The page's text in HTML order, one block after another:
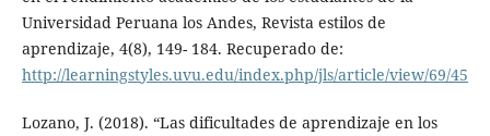
Universidad Peruana los Andes, Revista estilos de
aprendizaje, 4(8), 149- 184. Recuperado de:
http://learningstyles.uvu.edu/index.php/jls/article/view/69/45
Lozano, J. (2018). “Las dificultades de aprendizaje en los